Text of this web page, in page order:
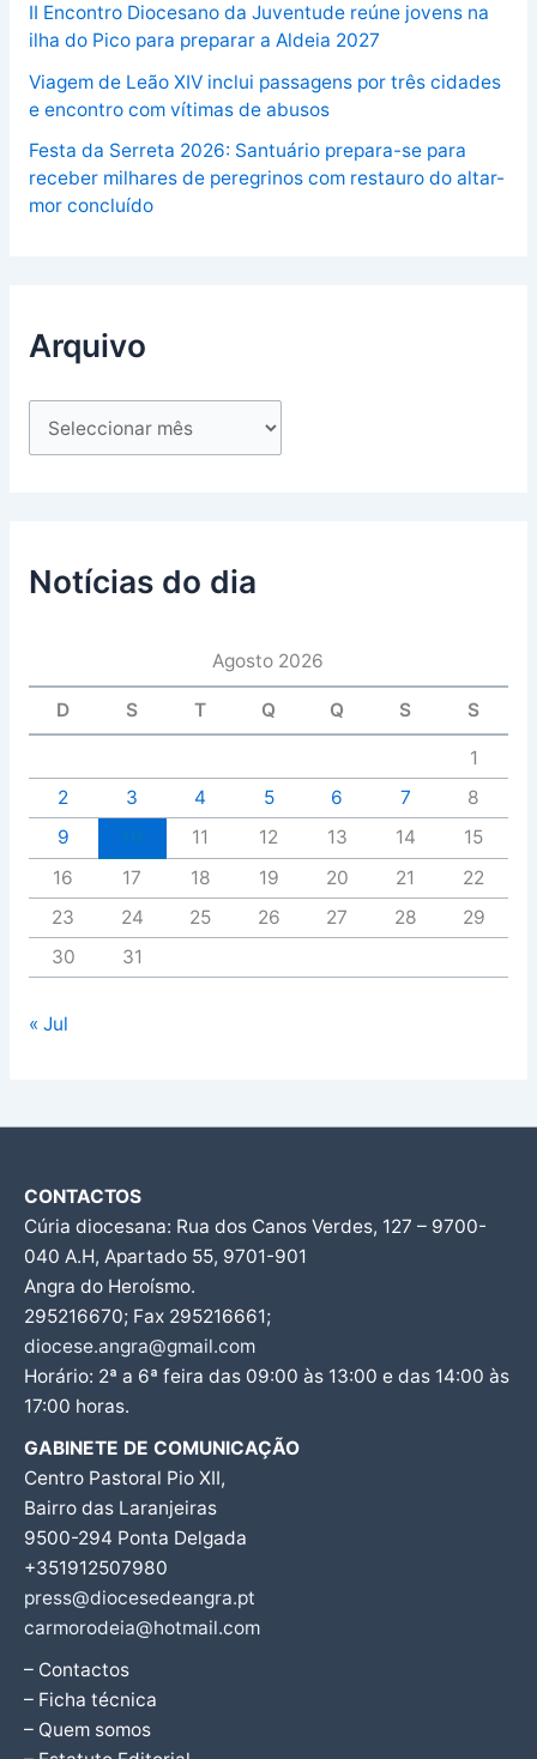
II Encontro Diocesano da Juventude reúne jovens na
ilha do Pico para preparar a Aldeia 2027
Viagem de Leão XIV inclui passagens por três cidades
e encontro com vítimas de abusos
Festa da Serreta 2026: Santuário prepara-se para
receber milhares de peregrinos com restauro do altar-
mor concluído
Arquivo
Notícias do dia
Agosto 2026
D S T Q Q S S
1
2
3 4 5 6 7
8
9
11 12 13 14
15
16
17 18 19 20 21
22
23
24 25 26 27 28
29
30
31
« Jul
CONTACTOS
Cúria diocesana: Rua dos Canos Verdes, 127 – 9700-
040 A.H, Apartado 55, 9701-901
Angra do Heroísmo.
295216670; Fax 295216661;
diocese.angra@gmail.com
Horário: 2ª a 6ª feira das 09:00 às 13:00 e das 14:00 às
17:00 horas.
GABINETE DE COMUNICAÇÃO
Centro Pastoral Pio XII,
Bairro das Laranjeiras
9500-294 Ponta Delgada
+351912507980
press@diocesedeangra.pt
carmorodeia@hotmail.com
– Contactos
– Ficha técnica
– Quem somos